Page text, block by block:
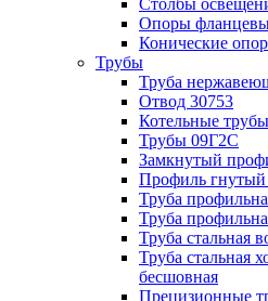
Столбы
Опоры
Конические
Трубы
Труба
Отвод 30753
Котельные трубы
Трубы 09Г2С
Замкнутый
Профиль гнутый
Труба
Труба
Труба стальная
Труба стальная
бесшовная
Прецизионные